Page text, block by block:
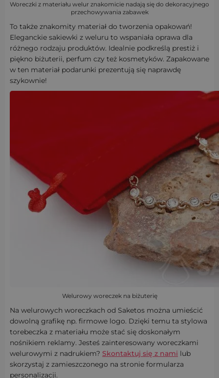
Woreczki z materiału welur znakomicie nadają się do dekoracyjnego
przechowywania zabawek
To także znakomity materiał do tworzenia opakowań!
Eleganckie sakiewki z weluru to wspaniała oprawa dla
różnego rodzaju produktów. Idealnie podkreślą prestiż i
piękno biżuterii, perfum czy też kosmetyków. Zapakowane
w ten materiał podarunki prezentują się naprawdę
szykownie!
Welurowy woreczek na biżuterię
Na welurowych woreczkach od Saketos można umieścić
dowolną grafikę np. firmowe logo. Dzięki temu ta stylowa
torebeczka z materiału może stać się doskonałym
nośnikiem reklamy. Jesteś zainteresowany woreczkami
welurowymi z nadrukiem? Skontaktuj się z nami lub
skorzystaj z zamieszczonego na stronie formularza
personalizacji.